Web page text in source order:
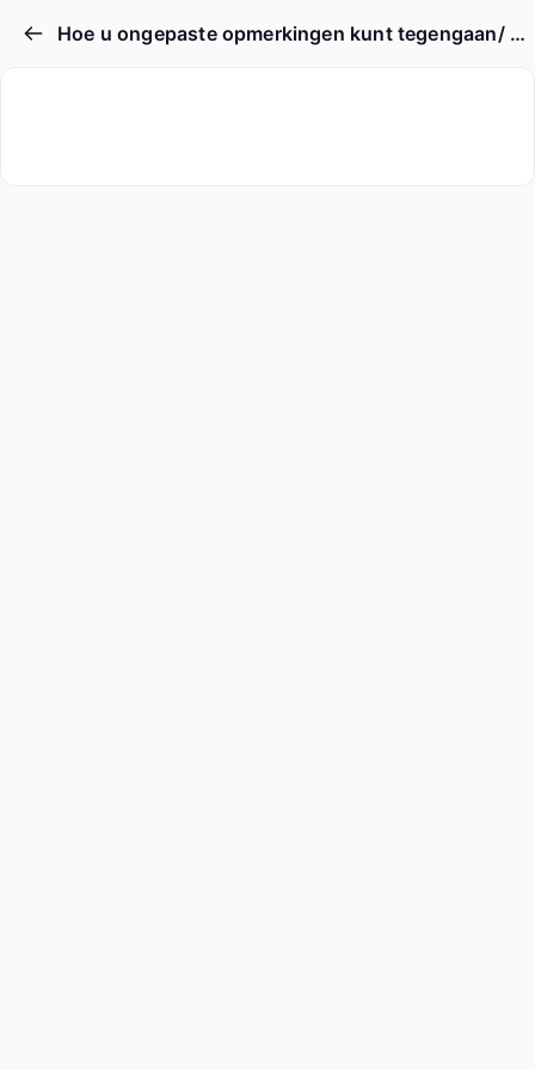
Hoe u ongepaste opmerkingen kunt tegengaan/ Hoe u negatieve opmerkingen online kunt negeren